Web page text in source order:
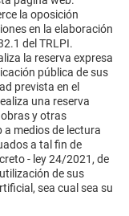
la oposición
en la elaboración
del TRLPI.
la reserva expresa
pública de sus
prevista en el
una reserva
y otras
a medios de lectura
a tal fin de
- ley 24/2021, de
de sus
sea cual sea su